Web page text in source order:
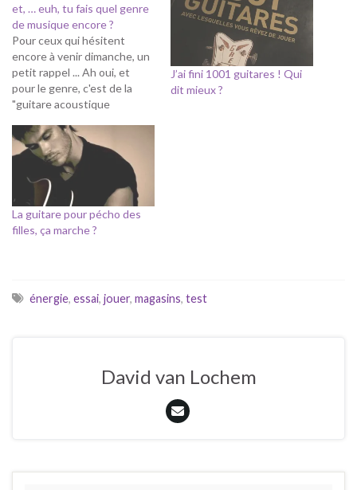
et, … euh, tu fais quel genre
de musique encore ?
Pour ceux qui hésitent
encore à venir dimanche, un
petit rappel ... Ah oui, et
pour le genre, c'est de la
"guitare acoustique
guitare sèche mais je chante
pas", du "rock acoustique,
mais avec des balades", de la
"guitare solo pas chiante", de
la "guitare pas…
J’ai fini 1001 guitares ! Qui
dit mieux ?
La guitare pour pécho des
filles, ça marche ?
énergie, essai, jouer, magasins, test
David van Lochem